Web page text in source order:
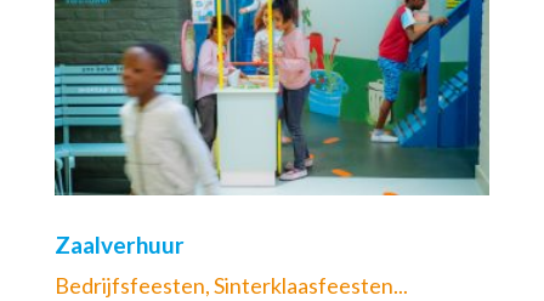
Zaalverhuur
Bedrijfsfeesten, Sinterklaasfeesten...